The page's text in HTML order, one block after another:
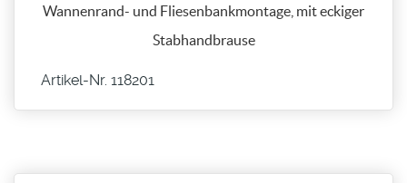
Wannenrand- und Fliesenbankmontage, mit eckiger
Stabhandbrause
Artikel-Nr. 118201